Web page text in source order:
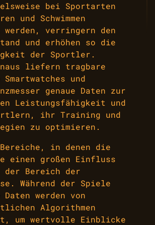
bei Sportarten
und Schwimmen
werden, verringern den
und erhöhen so die
der Sportler.
liefern tragbare
und
genaue Daten zur
Leistungsfähigkeit und
ihr Training und
zu optimieren.
in denen die
einen großen Einfluss
Bereich der
Während der Spiele
Daten werden von
Algorithmen
um wertvolle Einblicke